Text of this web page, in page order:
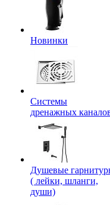
Новинки
Системы
дренажных
Душевые
( лейки, шланги,
души)